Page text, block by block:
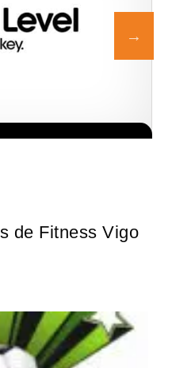
de Fitness Vigo